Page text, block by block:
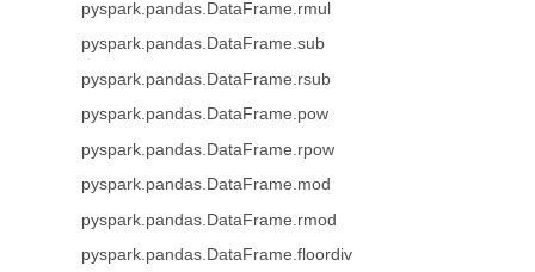
pyspark.pandas.DataFrame.rmul
pyspark.pandas.DataFrame.sub
pyspark.pandas.DataFrame.rsub
pyspark.pandas.DataFrame.pow
pyspark.pandas.DataFrame.rpow
pyspark.pandas.DataFrame.mod
pyspark.pandas.DataFrame.rmod
pyspark.pandas.DataFrame.floordiv